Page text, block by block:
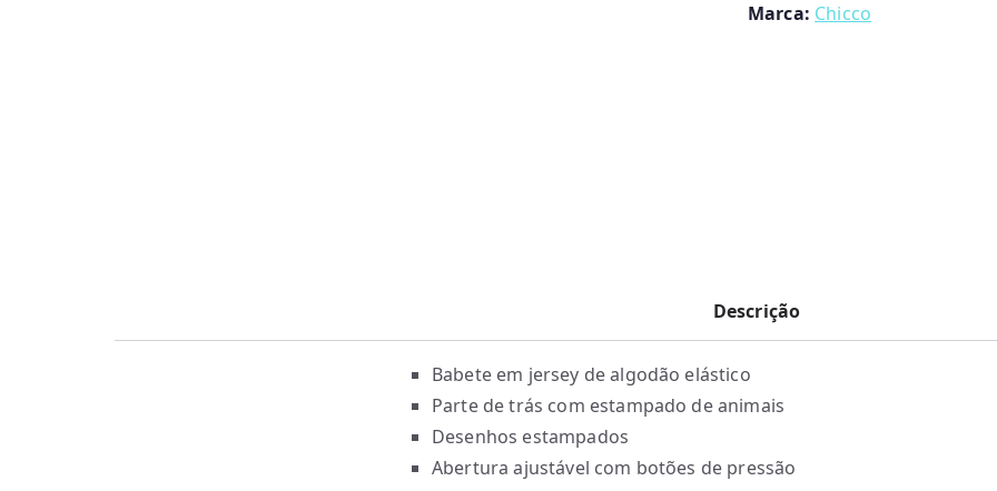
Marca: Chicco
Descrição
Babete em jersey de algodão elástico
Parte de trás com estampado de animais
Desenhos estampados
Abertura ajustável com botões de pressão